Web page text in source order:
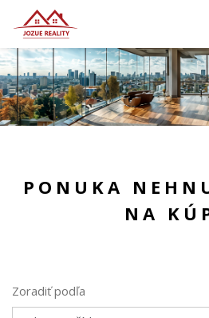
PONUKA
NA
Zoradiť podľa